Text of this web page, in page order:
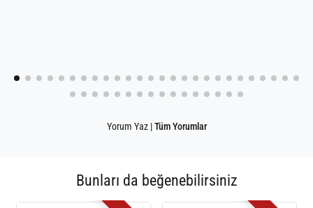
Yorum Yaz | Tüm Yorumlar
Bunları da beğenebilirsiniz